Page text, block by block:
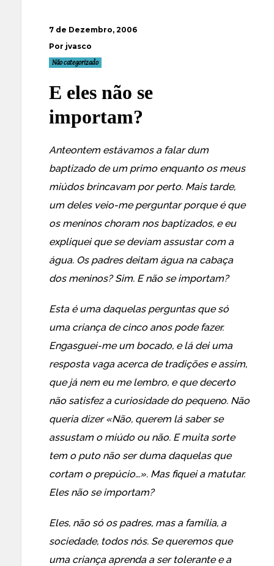
7 de Dezembro, 2006
Por jvasco
Não categorizado
E eles não se
importam?
Anteontem estávamos a falar dum
baptizado de um primo enquanto os meus
miúdos brincavam por perto. Mais tarde,
um deles veio-me perguntar porque é que
os meninos choram nos baptizados, e eu
expliquei que se deviam assustar com a
água. Os padres deitam água na cabaça
dos meninos? Sim. E não se importam?
Esta é uma daquelas perguntas que só
uma criança de cinco anos pode fazer.
Engasguei-me um bocado, e lá dei uma
resposta vaga acerca de tradições e assim,
que já nem eu me lembro, e que decerto
não satisfez a curiosidade do pequeno. Não
queria dizer «Não, querem lá saber se
assustam o miúdo ou não. E muita sorte
tem o puto não ser duma daquelas que
cortam o prepúcio…». Mas fiquei a matutar.
Eles não se importam?
Eles, não só os padres, mas a família, a
sociedade, todos nós. Se queremos que
uma criança aprenda a ser tolerante e a